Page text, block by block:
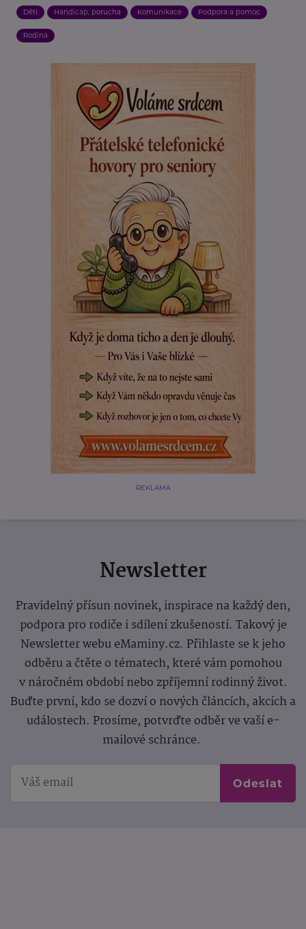
Děti Handicap, porucha Komunikace Podpora a pomoc
Rodina
REKLAMA
Newsletter
Pravidelný přísun novinek, inspirace na každý den,
podpora pro rodiče i sdílení zkušeností. Takový je
Newsletter webu eMaminy.cz. Přihlaste se k jeho
odběru a čtěte o tématech, které vám pomohou
v náročném období nebo zpříjemní rodinný život.
Buďte první, kdo se dozví o nových článcích, akcích a
událostech. Prosíme, potvrďte odběr ve vaší e-
mailové schránce.
Odeslat